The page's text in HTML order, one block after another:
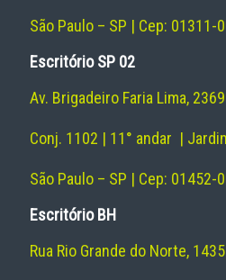
São Paulo – SP | Cep: 01311-
Escritório SP 02
Av. Brigadeiro Faria Lima, 2369
Conj. 1102 | 11° andar |
São Paulo – SP | Cep: 01452-
Escritório BH
Rua Rio Grande do Norte, 1435